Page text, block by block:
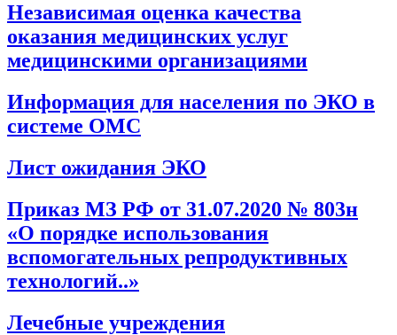
Независимая оценка качества
оказания медицинских услуг
медицинскими организациями
Информация для населения по ЭКО в
системе ОМС
Лист ожидания ЭКО
Приказ МЗ РФ от 31.07.2020 № 803н
«О порядке использования
вспомогательных репродуктивных
технологий..»
Лечебные учреждения